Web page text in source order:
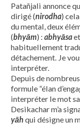
Patañjali annonce
dirigé (nirodha)
du mental, deux
(bhyām) :abhyāsa
habituellement
détachement. Je
interpréter.
Depuis de
formule “élan
interpréter le mot
Desikachar m’a
yāh qui désigne un